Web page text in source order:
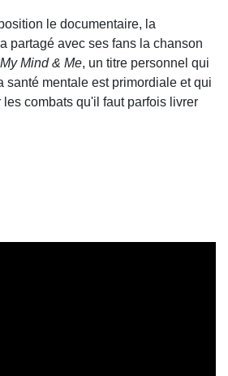
le documentaire, la
partagé avec ses fans la chanson
My Mind & Me, un titre personnel qui
santé mentale est primordiale et qui
combats qu'il faut parfois livrer